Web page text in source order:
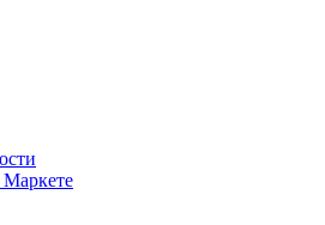
Маркете